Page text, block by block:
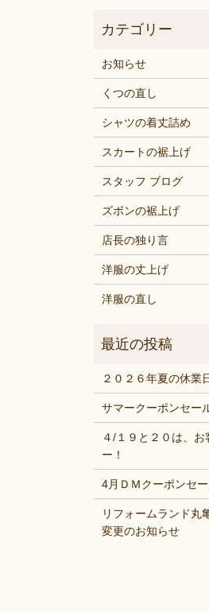
お知らせ
くつの直し
シャツの着丈詰め
スカートの裾上げ
スタッフ ブログ
ズボンの裾上げ
店長の独り言
洋服の丈上げ
洋服の直し
２０２６年夏の休業
サマークーポンセー
４/１９と２０は、お
ー！
4月ＤＭクーポンセ
リフォームランド丸
変更のお知らせ